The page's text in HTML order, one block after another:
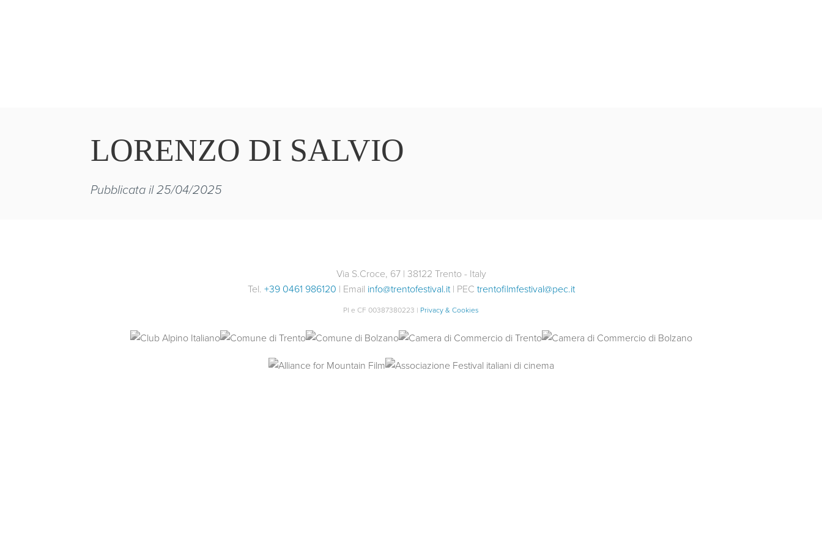
LORENZO DI SALVIO
Pubblicata il 25/04/2025
Via S.Croce, 67 | 38122 Trento - Italy
Tel. +39 0461 986120 | Email info@trentofestival.it| PEC trentofilmfestival@pec.it
PI e CF 00387380223 | Privacy & Cookies